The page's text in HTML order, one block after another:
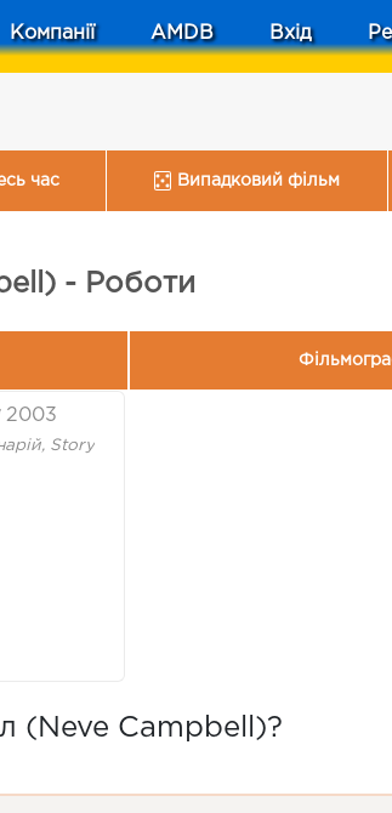
Компанії AMDB Вхід
час Випадковий фільм
- Роботи
2003
Story
(Neve Campbell)?